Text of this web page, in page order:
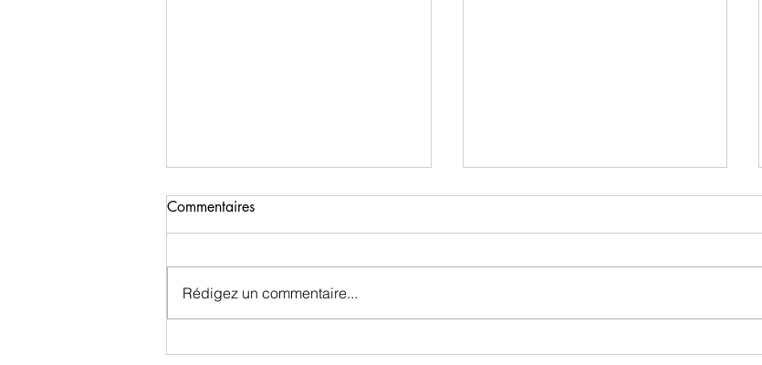
Agenda - Médiumnités
Médiumnité publique &
Commentaires
Rédigez un commentaire...